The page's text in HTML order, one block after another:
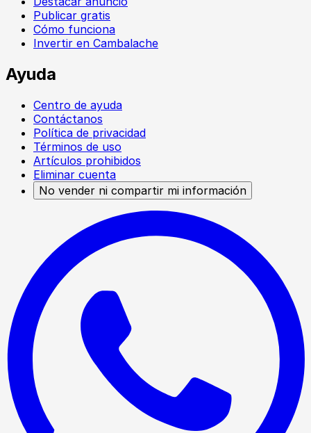
Publicar gratis
Cómo funciona
Invertir en Cambalache
Ayuda
Centro de ayuda
Contáctanos
Política de privacidad
Términos de uso
Artículos prohibidos
Eliminar cuenta
No vender ni compartir mi información